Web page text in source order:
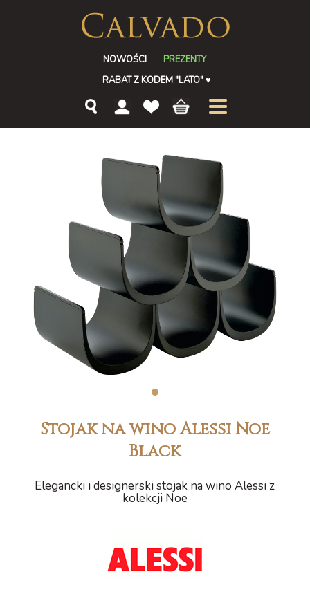
NOWOŚCI
PREZENTY
RABAT Z KODEM "LATO"♥
1
Stojak na wino Alessi Noe
Black
Elegancki i designerski stojak na wino Alessi z
kolekcji Noe